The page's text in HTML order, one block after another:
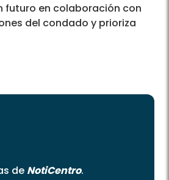
futuro en colaboración con
del condado y prioriza
de NotiCentro.